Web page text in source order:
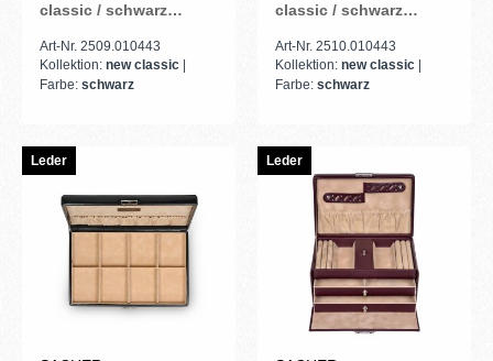
classic / schwarz
Art-Nr. 2509.010443
Kollektion: new classic
Farbe: schwarz
classic / schwarz
Art-Nr. 2510.010443
Kollektion: new classic
Farbe: schwarz
Leder Leder